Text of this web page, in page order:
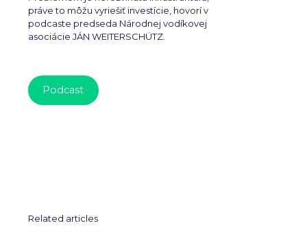
práve to môžu vyriešiť investície, hovorí v
podcaste predseda Národnej vodíkovej
asociácie JÁN WEITERSCHÜTZ.
Podcast
Related articles